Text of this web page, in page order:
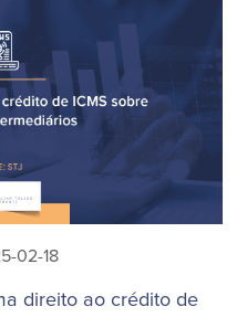
02-18
direito ao crédito de